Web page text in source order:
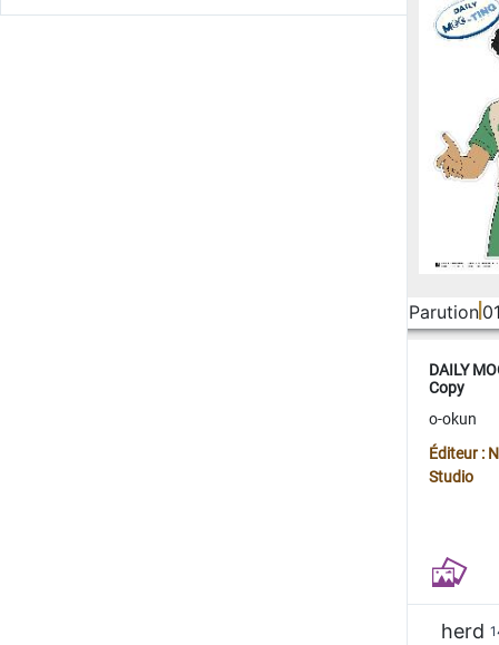
Parution
DAILY
Copy
o-okun
Éditeur :
Studio
herd